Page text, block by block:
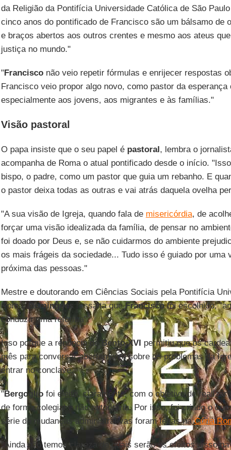
da Religião da Pontifícia Universidade Católica de São
cinco anos do pontificado de Francisco são um bálsamo de
e braços abertos aos outros crentes e mesmo aos ateus
justiça no mundo."
"Francisconão veio repetir fórmulas e enrijecer respostas
Francisco veio propor algo novo, como pastor da esperança
especialmente aos jovens, aos migrantes e às famílias."
Visão pastoral
O papa insiste que o seu papel é pastoral, lembra o
acompanha de Roma o atual pontificado desde o início.
bispo, o padre, como um pastor que guia um rebanho. E
o pastor deixa todas as outras e vai atrás daquela ovelha
"A sua visão de Igreja, quando fala de misericórdia, de
forçar uma visão idealizada da família, de pensar no
foi doado por Deus e, se não cuidarmos do ambiente
os mais frágeis da sociedade... Tudo isso é guiado por uma
próxima das pessoas."
Mestre e doutorando em Ciências Sociais pela Pontifícia
Roma, Domingues ressalta queFranciscofoi escolhido,
conduzir uma reforma".
Isso porque a renúncia de Bento XVI permitiu que os
mês para conversar abertamente sobre os problemas da
entrar no conclave.
"Bergogliofoi eleito, claramente, com o objetivo de realizar
de forma colegial e não autoritária. Por isso, foi criado o
série de mudanças administrativas foram feitas naCúria
"Ainda não temos clareza de quais serão os efeitos disso